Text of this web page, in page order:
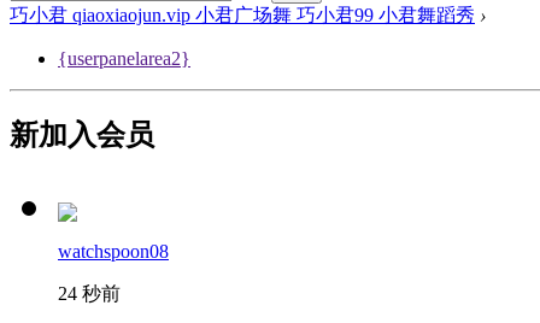
巧小君 qiaoxiaojun.vip 小君广场舞 巧小君99 小君舞蹈秀 ›
{userpanelarea2}
新加入会员
watchspoon08
24 秒前